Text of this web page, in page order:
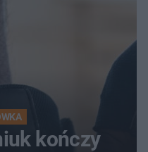
kończy